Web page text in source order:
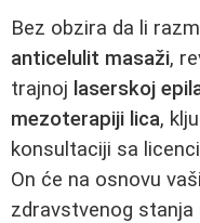
Bez obzira da li
anticelulit masaži,
trajnoj laserskoj
mezoterapiji lica,
konsultaciji sa
On će na osnovu
zdravstvenog